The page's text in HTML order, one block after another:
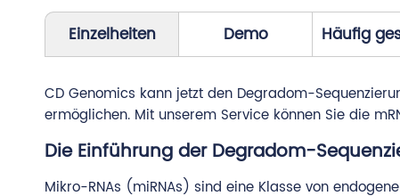
Einzelheiten Demo Häufig
CD Genomics kann jetzt den Degradom-
ermöglichen. Mit unserem Service können Sie die
Die Einführung der Degradom-
Mikro-RNAs (miRNAs) sind eine Klasse von